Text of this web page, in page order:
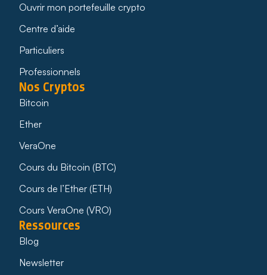
Ouvrir mon portefeuille crypto
Centre d’aide
Particuliers
Professionnels
Nos Cryptos
Bitcoin
Ether
VeraOne
Cours du Bitcoin (BTC)
Cours de l’Ether (ETH)
Cours VeraOne (VRO)
Ressources
Blog
Newsletter